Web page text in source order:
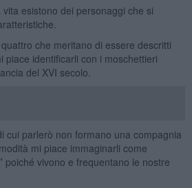
esistono dei personaggi che si
che meritano di essere descritti
piace identificarli con i moschettieri
del XVI secolo.
cui parlerò non formano una compagnia
mi piace immaginarli come
poiché vivono e frequentano le nostre